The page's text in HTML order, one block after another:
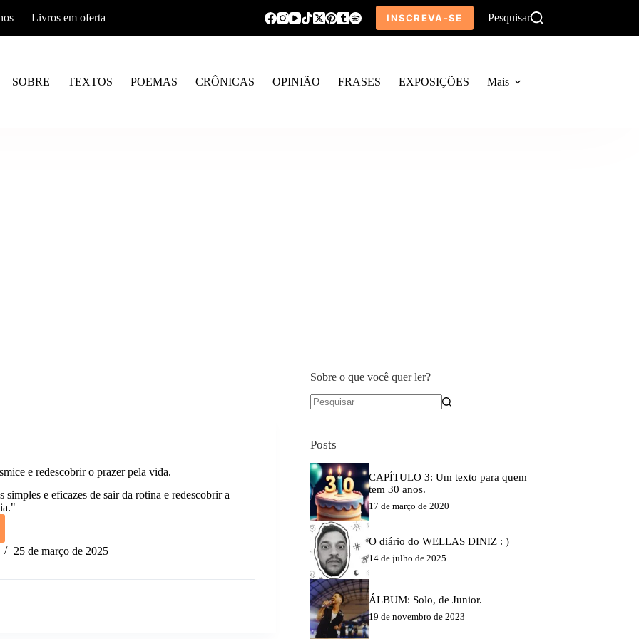
Livros em oferta INSCREVA-SE Pesquisar
SOBRE TEXTOS POEMAS CRÔNICAS OPINIÃO FRASES EXPOSIÇÕES Mais
e redescobrir o prazer pela vida.
simples e eficazes de sair da rotina e redescobrir a
25 de março de 2025
Sobre o que você quer ler?
Posts
CAPÍTULO 3: Um texto para quem
tem 30 anos.
17 de março de 2020
O diário do WELLAS DINIZ : )
14 de julho de 2025
ÁLBUM: Solo, de Junior.
19 de novembro de 2023